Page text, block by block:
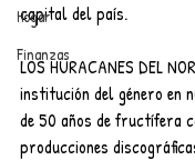
Hogar
Finanzas
capital del país.
LOS HURACANES DEL
institución del género en
de 50 años de fructífera
producciones